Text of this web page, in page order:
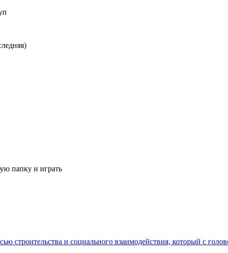
папку и играть
строительства и социального взаимодействия, который с